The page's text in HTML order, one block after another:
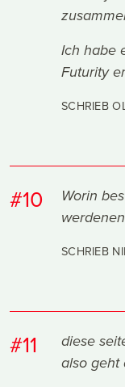
Ich habe
Futurity
SCHRIEB
#10
Worin
SCHRIEB
#11
diese
also geht